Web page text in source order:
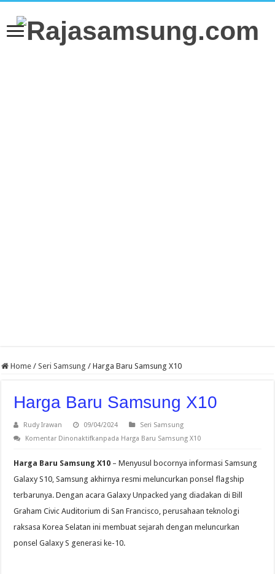
Home / Seri Samsung / Harga Baru Samsung X10
Harga Baru Samsung X10
Rudy Irawan 09/04/2024
Seri Samsung
Komentar Dinonaktifkanpada Harga Baru Samsung X10
Harga Baru Samsung X10 – Menyusul bocornya informasi Samsung
Galaxy S10, Samsung akhirnya resmi meluncurkan ponsel flagship
terbarunya. Dengan acara Galaxy Unpacked yang diadakan di Bill
Graham Civic Auditorium di San Francisco, perusahaan teknologi
raksasa Korea Selatan ini membuat sejarah dengan meluncurkan
ponsel Galaxy S generasi ke-10.